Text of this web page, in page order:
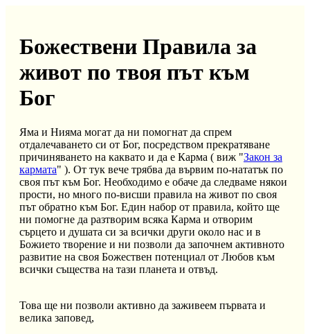
Божествени Правила за
живот по твоя път към
Бог
Яма и Нияма могат да ни помогнат да спрем
отдалечаването си от Бог, посредством прекратяване
причиняването на каквато и да е Карма ( виж "Закон за
кармата" ). От тук вече трябва да вървим по-нататък по
своя път към Бог. Необходимо е обаче да следваме някои
прости, но много по-висши правила на живот по своя
път обратно към Бог. Един набор от правила, който ще
ни помогне да разтворим всяка Карма и отворим
сърцето и душата си за всички други около нас и в
Божието творение и ни позволи да започнем активното
развитие на своя Божествен потенциал от Любов към
всички същества на тази планета и отвъд.
Това ще ни позволи активно да заживеем първата и
велика заповед,